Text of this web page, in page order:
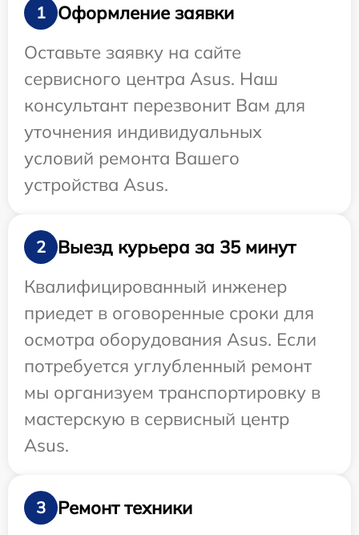
1
Оформление заявки
Оставьте заявку на сайте
сервисного центра Asus. Наш
консультант перезвонит Вам для
уточнения индивидуальных
условий ремонта Вашего
устройства Asus.
2
Выезд курьера за 35 минут
Квалифицированный инженер
приедет в оговоренные сроки для
осмотра оборудования Asus. Если
потребуется углубленный ремонт
мы организуем транспортировку в
мастерскую в сервисный центр
Asus.
3
Ремонт техники